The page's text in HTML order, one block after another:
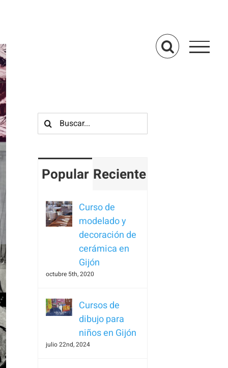
Buscar:
Popular Reciente
Curso de
modelado y
decoración de
cerámica en
Gijón
octubre 5th, 2020
Cursos de
dibujo para
niños en Gijón
julio 22nd, 2024